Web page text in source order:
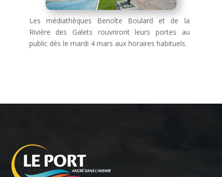
Les médiathèques Benoîte Boulard et de la
Rivière des Galets rouvriront leurs portes au
public dès le mardi 4 mars aux horaires habituels.